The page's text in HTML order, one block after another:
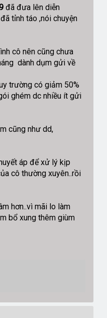
đã đưa lên diễn
tỉnh táo ,nói chuyện
cô nên cũng chưa
dành dụm gửi về
trường có giảm 50%
ghém dc nhiều ít gửi
cũng như dd,
áp để xử lý kịp
cô thường xuyên..rồi
hơn..vì mãi lo làm
bổ xung thêm giùm